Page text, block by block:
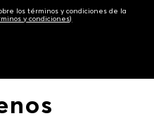
los términos y condiciones de la
y condiciones)